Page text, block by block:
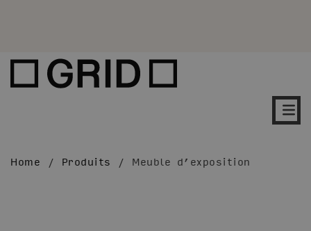
Home / Produits / Meuble d’exposition